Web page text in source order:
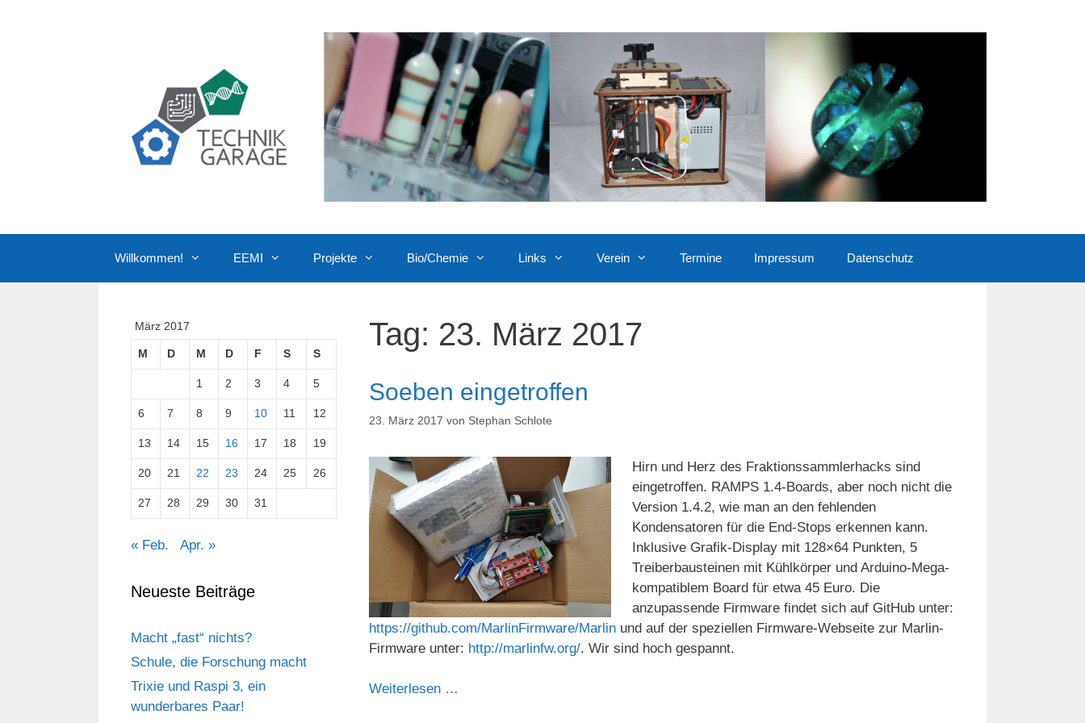
Willkommen! EEMI Projekte Bio/Chemie Links Verein Termine Impressum Datenschutz
Tag: 23. März 2017
Soeben eingetroffen
23. März 2017 von Stephan Schlote
Hirn und Herz des Fraktionssammlerhacks sind
eingetroffen. RAMPS 1.4-Boards, aber noch nicht die
Version 1.4.2, wie man an den fehlenden
Kondensatoren für die End-Stops erkennen kann.
Inklusive Grafik-Display mit 128×64 Punkten, 5
Treiberbausteinen mit Kühlkörper und Arduino-Mega-
kompatiblem Board für etwa 45 Euro. Die
anzupassende Firmware findet sich auf GitHub unter:
https://github.com/MarlinFirmware/Marlin und auf der speziellen Firmware-Webseite zur Marlin-
Firmware unter: http://marlinfw.org/. Wir sind hoch gespannt.
Weiterlesen …
März 2017
M D M D F S S
1 2 3 4 5
6 7 8 9 10 11 12
13 14 15 16 17 18 19
20 21 22 23 24 25 26
27 28 29 30 31
« Feb. Apr. »
Neueste Beiträge
Macht „fast“ nichts?
Schule, die Forschung macht
Trixie und Raspi 3, ein
wunderbares Paar!